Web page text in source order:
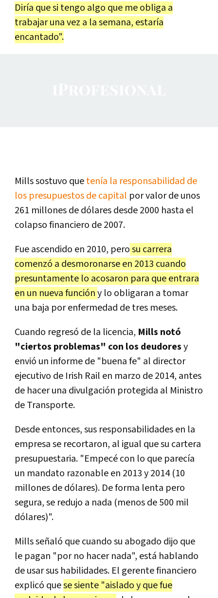
Diría que si tengo algo que me obliga a
trabajar una vez a la semana, estaría
encantado".
Mills sostuvo quetenía la responsabilidad de
los presupuestos de capital por valor de unos
261 millones de dólares desde 2000 hasta el
colapso financiero de 2007.
Fue ascendido en 2010, perosu carrera
comenzó a desmoronarse en 2013 cuando
presuntamente lo acosaron para que entrara
en un nueva funcióny lo obligaran a tomar
una baja por enfermedad de tres meses.
Cuando regresó de la licencia, Mills notó
"ciertos problemas" con los deudoresy
envió un informe de "buena fe" al director
ejecutivo de Irish Rail en marzo de 2014, antes
de hacer una divulgación protegida al Ministro
de Transporte.
Desde entonces, sus responsabilidades en la
empresa se recortaron, al igual que su cartera
presupuestaria. "Empecé con lo que parecía
un mandato razonable en 2013 y 2014 (10
millones de dólares). De forma lenta pero
segura, se redujo a nada (menos de 500 mil
dólares)".
Mills señaló que cuando su abogado dijo que
le pagan "por no hacer nada", está hablando
de usar sus habilidades. El gerente financiero
explicó quese siente "aislado y que fue